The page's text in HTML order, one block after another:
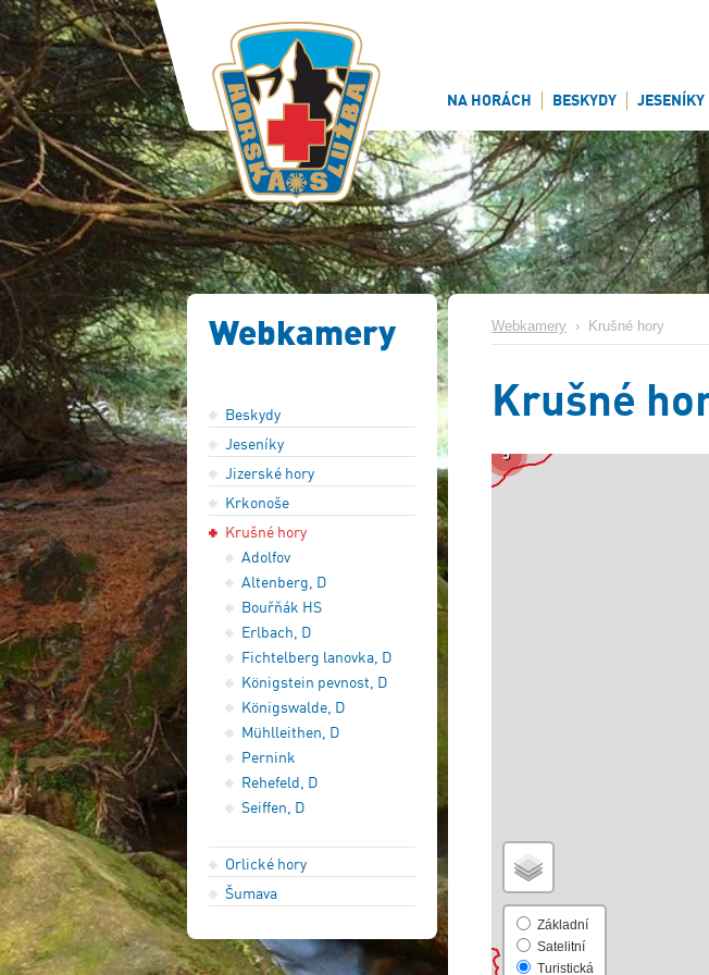
NA HORÁCH BESKYDY JESENÍKY
Webkamery
Beskydy
Jeseníky
Jizerské hory
Krkonoše
Krušné hory
Adolfov
Altenberg, D
Bouřňák HS
Erlbach, D
Fichtelberg lanovka, D
Königstein pevnost, D
Königswalde, D
Mühlleithen, D
Pernink
Rehefeld, D
Seiffen, D
Orlické hory
Šumava
Webkamery › Krušné hory
Krušné
21
5
2
Základní
Satelitní
Turistická